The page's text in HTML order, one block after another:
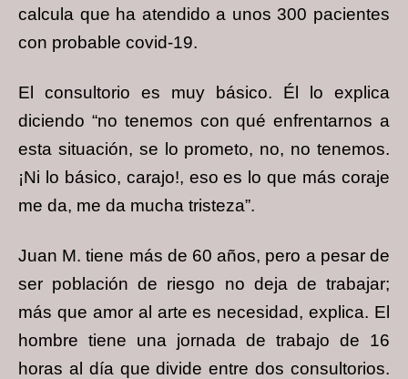
calcula que ha atendido a unos 300 pacientes
con probable covid-19.
El consultorio es muy básico. Él lo explica
diciendo “no tenemos con qué enfrentarnos a
esta situación, se lo prometo, no, no tenemos.
¡Ni lo básico, carajo!, eso es lo que más coraje
me da, me da mucha tristeza”.
Juan M. tiene más de 60 años, pero a pesar de
ser población de riesgo no deja de trabajar;
más que amor al arte es necesidad, explica. El
hombre tiene una jornada de trabajo de 16
horas al día que divide entre dos consultorios.